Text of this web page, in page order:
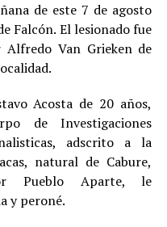
de este 7 de agosto
Falcón. El lesionado fue
Van Grieken de
Acosta de 20 años,
de Investigaciones
adscrito a la
natural de Cabure,
Pueblo Aparte, le
y peroné.